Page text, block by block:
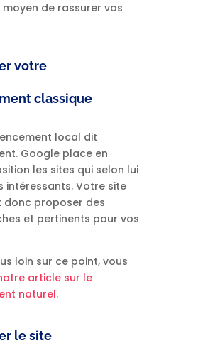
de rassurer vos
votre
classique
local dit
Google place en
les sites qui selon lui
intéressants. Votre site
donc proposer des
et pertinents pour vos
loin sur ce point, vous
article sur le
naturel.
le site